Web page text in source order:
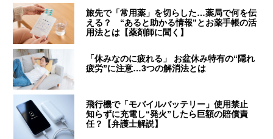
旅先で「常用薬」を切らした…薬局で何を伝
える？ “あると助かる情報”とお薬手帳の活
用法とは【薬剤師に聞く】
「休みなのに疲れる」 お盆休み特有の“隠れ
疲労”に注意…3つの解消法とは
飛行機で「モバイルバッテリー」使用禁止
知らずに充電し“発火”したら巨額の賠償責
任？【弁護士解説】